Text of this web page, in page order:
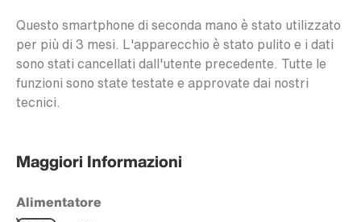
Questo smartphone di seconda mano è stato utilizzato
per più di 3 mesi. L'apparecchio è stato pulito e i dati
sono stati cancellati dall'utente precedente. Tutte le
funzioni sono state testate e approvate dai nostri
tecnici.
Maggiori Informazioni
Alimentatore